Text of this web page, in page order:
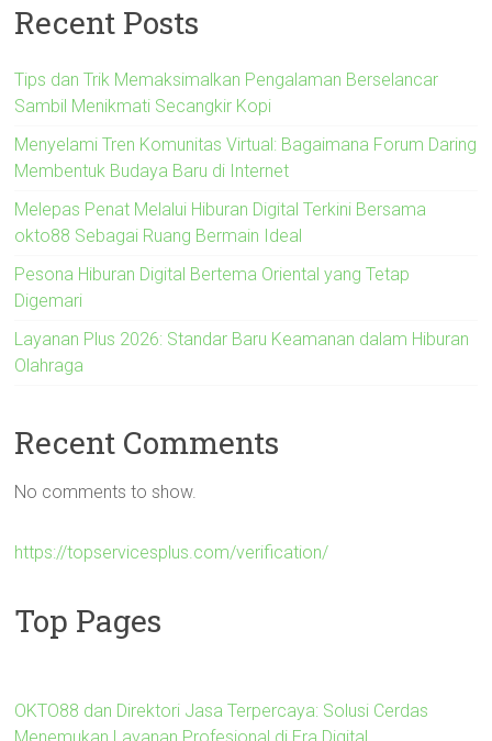
Recent Posts
Tips dan Trik Memaksimalkan Pengalaman Berselancar
Sambil Menikmati Secangkir Kopi
Menyelami Tren Komunitas Virtual: Bagaimana Forum Daring
Membentuk Budaya Baru di Internet
Melepas Penat Melalui Hiburan Digital Terkini Bersama
okto88 Sebagai Ruang Bermain Ideal
Pesona Hiburan Digital Bertema Oriental yang Tetap
Digemari
Layanan Plus 2026: Standar Baru Keamanan dalam Hiburan
Olahraga
Recent Comments
No comments to show.
https://topservicesplus.com/verification/
Top Pages
OKTO88 dan Direktori Jasa Terpercaya: Solusi Cerdas
Menemukan Layanan Profesional di Era Digital